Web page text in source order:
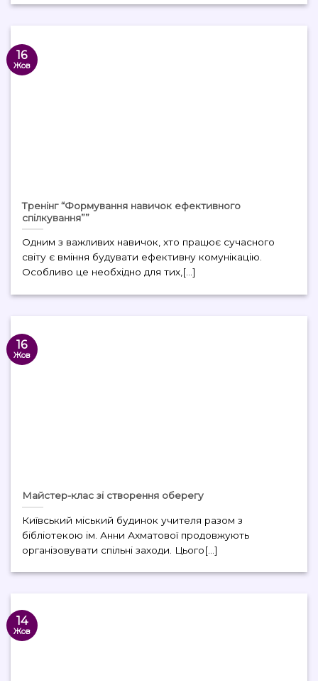
Тренінг “Формування навичок ефективного
спілкування””
Одним з важливих навичок, хто працює сучасного
світу є вміння будувати ефективну комунікацію.
Особливо це необхідно для тих,[...]
16
Жов
Майстер-клас зі створення оберегу
Київський міський будинок учителя разом з
бібліотекою ім. Анни Ахматової продовжують
організовувати спільні заходи. Цього[...]
16
Жов
14
Жов